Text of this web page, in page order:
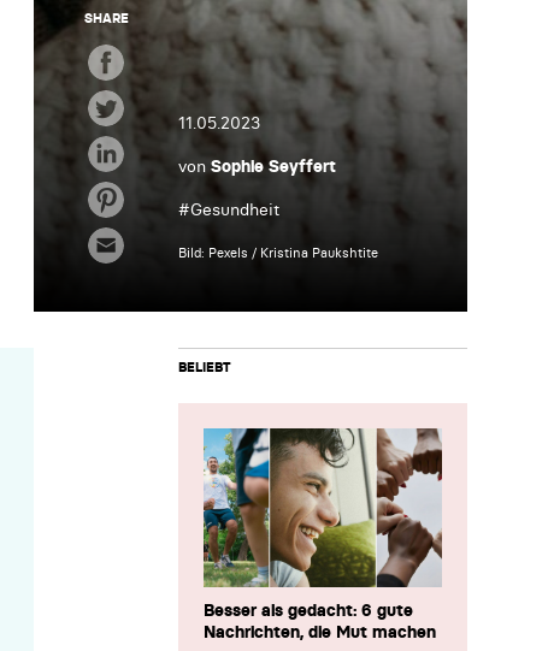
SHARE
11.05.2023
von Sophie Seyffert
#Gesundheit
Bild: Pexels / Kristina Paukshtite
BELIEBT
Besser als gedacht: 6 gute
Nachrichten, die Mut machen